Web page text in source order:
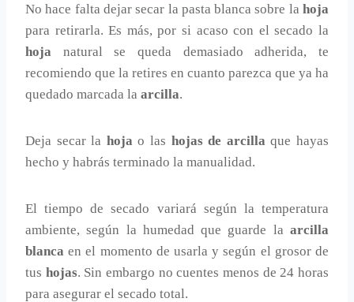
No hace falta dejar secar la pasta blanca sobre la hoja
para retirarla. Es más, por si acaso con el secado la
hoja natural se queda demasiado adherida, te
recomiendo que la retires en cuanto parezca que ya ha
quedado marcada la arcilla.
Deja secar la hoja o las hojas de arcilla que hayas
hecho y habrás terminado la manualidad.
El tiempo de secado variará según la temperatura
ambiente, según la humedad que guarde la arcilla
blanca en el momento de usarla y según el grosor de
tus hojas. Sin embargo no cuentes menos de 24 horas
para asegurar el secado total.